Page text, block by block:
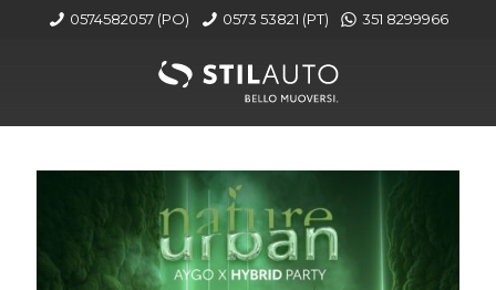
0574582057 (PO) 0573 53821 (PT) 351 8299966